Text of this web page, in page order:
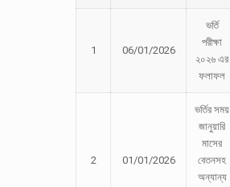
1 06/01/2026
ভর্তি
পরীক্ষা
২০২৬ এর
ফলাফল
2 01/01/2026
ভর্তির সময়
জানুয়ারি
মাসের
বেতনসহ
অন্যান্য